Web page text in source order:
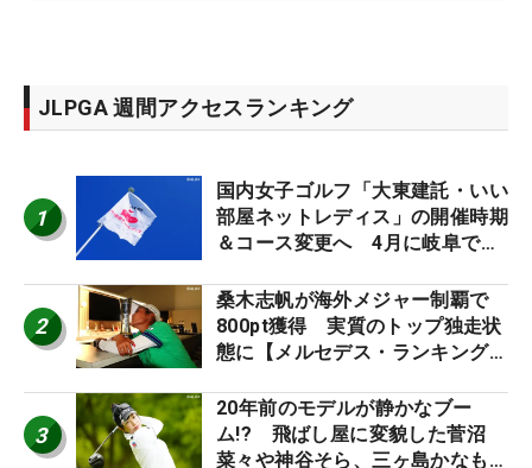
JLPGA 週間アクセスランキング
1
国内女子ゴルフ「大東建託・いい
部屋ネットレディス」の開催時期
＆コース変更へ 4月に岐阜で開
2
桑木志帆が海外メジャー制覇で
800pt獲得 実質のトップ独走状
態に【メルセデス・ランキング番
3
20年前のモデルが静かなブー
ム!? 飛ばし屋に変貌した菅沼
菜々や神谷そら、三ヶ島かなも使